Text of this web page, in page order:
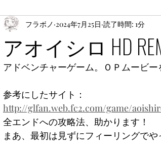
アオイシロ HD
フラボノ 2024年7月25日 読了時間: 1分
アドベンチャーゲーム。ＯＰムービ
参考にしたサイト：
http://glfan.web.fc2.com/game/
全エンドへの攻略法、助かります！
まあ、最初は見ずにフィーリングでや